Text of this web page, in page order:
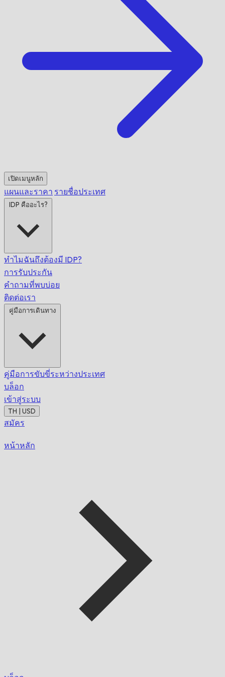
เปิดเมนูหลัก
แผนและราคา รายชื่อประเทศ
IDP คืออะไร?
ทำไมฉันถึงต้องมี IDP?
การรับประกัน
คำถามที่พบบ่อย
ติดต่อเรา
คู่มือการเดินทาง
คู่มือการขับขี่ระหว่างประเทศ
บล็อก
เข้าสู่ระบบ
TH | USD
สมัคร
หน้าหลัก